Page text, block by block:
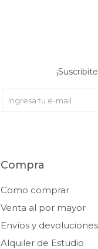
Compra
Como comprar
Venta al por mayor
Envíos y devoluciones
Alquiler de Estudio